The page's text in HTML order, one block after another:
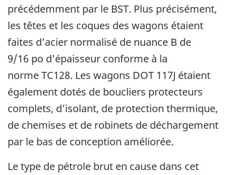
précédemment par le BST. Plus précisément,
les têtes et les coques des wagons étaient
faites d’acier normalisé de nuance B de
9/16 po d’épaisseur conforme à la
norme TC128. Les wagons DOT 117J étaient
également dotés de boucliers protecteurs
complets, d’isolant, de protection thermique,
de chemises et de robinets de déchargement
par le bas de conception améliorée.
Le type de pétrole brut en cause dans cet